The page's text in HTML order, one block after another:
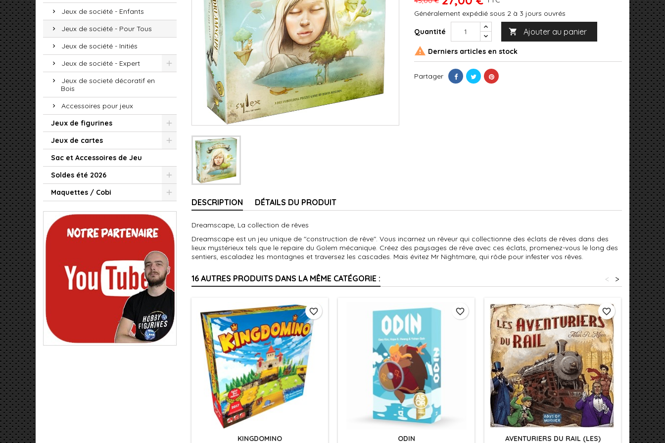
Jeux de société - Enfants
Jeux de société - Pour Tous
Jeux de société - Initiés
Jeux de société - Expert
Jeux de societé décoratif en
Bois
Accessoires pour jeux
Jeux de figurines
Jeux de cartes
Sac et Accessoires de Jeu
Soldes été 2026
Maquettes / Cobi
Généralement expédié sous 2 à 3 jours ouvrés
Quantité  Ajouter au panier
 Derniers articles en stock
Partager
DESCRIPTION DÉTAILS DU PRODUIT
Dreamscape, La collection de rêves
Dreamscape est un jeu unique de "construction de rêve". Vous incarnez un rêveur qui collectionne des éclats de rêves dans des
lieux mystérieux tels que le repaire du Golem mécanique. Créez des paysages de rêve avec ces éclats, promenez-vous le long des
sentiers, escaladez les montagnes et traversez les cascades. Mais évitez Mr Nightmare, qui rôde pour infester vos rêves.
16 AUTRES PRODUITS DANS LA MÊME CATÉGORIE : >
<
KINGDOMINO
favorite_border
ODIN
favorite_border
AVENTURIERS DU RAIL (LES)
favorite_border